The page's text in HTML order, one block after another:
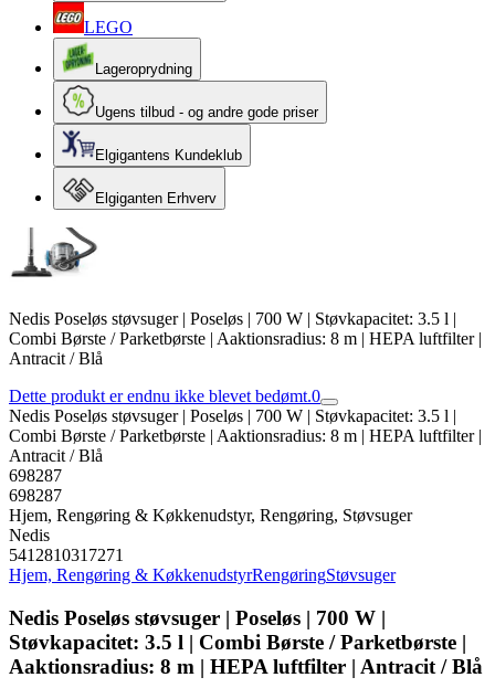
LEGO
Lageroprydning
Ugens tilbud - og andre gode priser
Elgigantens Kundeklub
Elgiganten Erhverv
Nedis Poseløs støvsuger | Poseløs | 700 W | Støvkapacitet: 3.5 l |
Combi Børste / Parketbørste | Aaktionsradius: 8 m | HEPA luftfilter |
Antracit / Blå
Dette produkt er endnu ikke blevet bedømt.0
Nedis Poseløs støvsuger | Poseløs | 700 W | Støvkapacitet: 3.5 l |
Combi Børste / Parketbørste | Aaktionsradius: 8 m | HEPA luftfilter |
Antracit / Blå
698287
698287
Hjem, Rengøring & Køkkenudstyr, Rengøring, Støvsuger
Nedis
5412810317271
Hjem, Rengøring & KøkkenudstyrRengøringStøvsuger
Nedis Poseløs støvsuger | Poseløs | 700 W |
Støvkapacitet: 3.5 l | Combi Børste / Parketbørste |
Aaktionsradius: 8 m | HEPA luftfilter | Antracit / Blå